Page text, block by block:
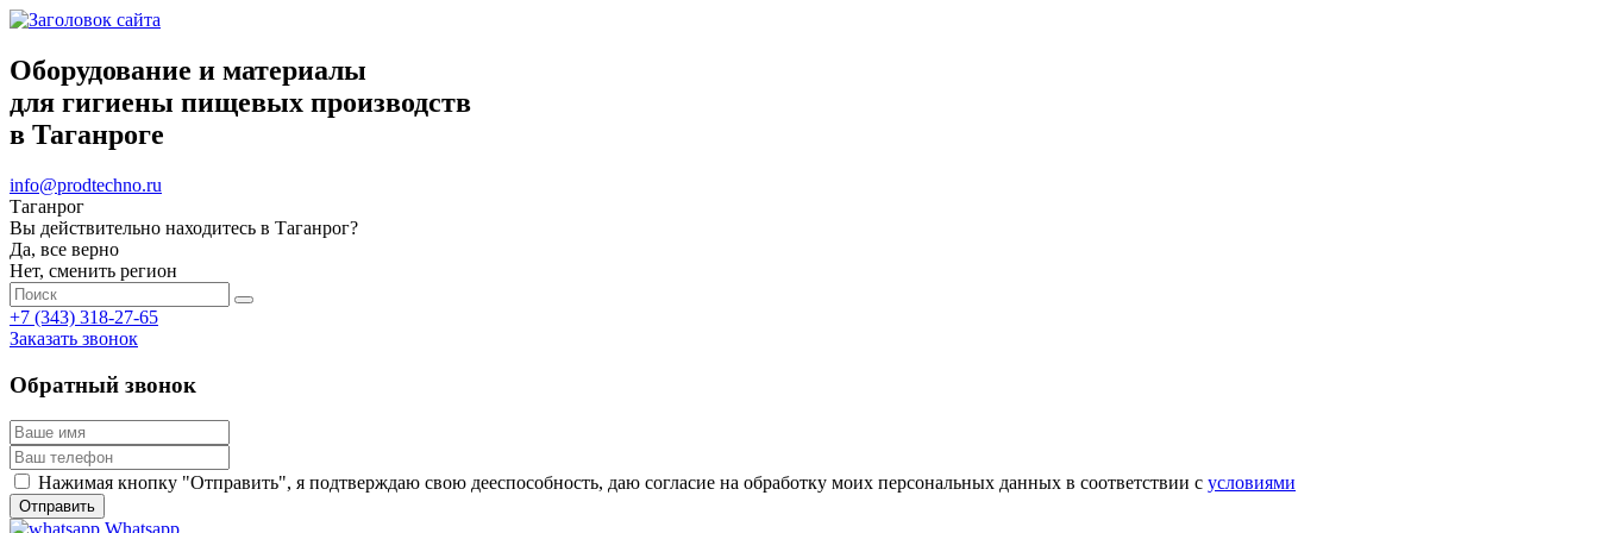
Оборудование и материалы
для гигиены пищевых производств
в Таганроге
info@prodtechno.ru
Таганрог
Вы действительно находитесь в Таганрог?
Да, все верно
Нет, сменить регион
+7 (343) 318-27-65
Заказать звонок
Обратный звонок
Нажимая кнопку "Отправить", я подтверждаю свою дееспособность, даю согласие на обработку моих персональных данных в соответствии с условиями